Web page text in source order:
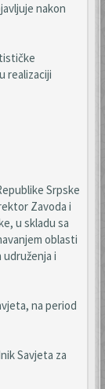
nakon
realizaciji
Srpske
Zavoda i
u skladu sa
oblasti
i
na period
Savjeta za